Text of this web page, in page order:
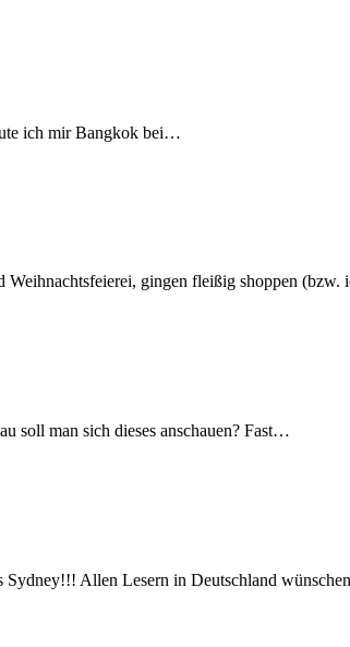
ich mir Bangkok bei…
Weihnachtsfeierei, gingen fleißig shoppen
soll man sich dieses anschauen? Fast…
Sydney!!! Allen Lesern in Deutschland